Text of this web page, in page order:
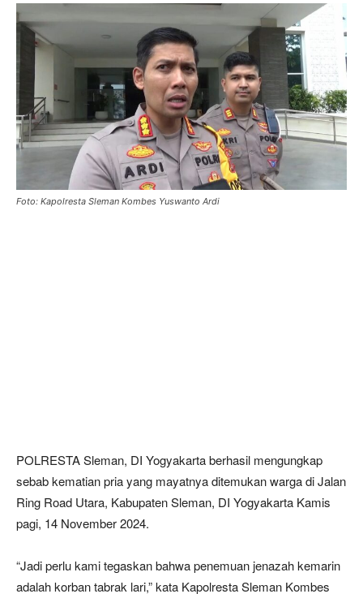
Foto: Kapolresta Sleman Kombes Yuswanto Ardi
POLRESTA Sleman, DI Yogyakarta berhasil mengungkap
sebab kematian pria yang mayatnya ditemukan warga di Jalan
Ring Road Utara, Kabupaten Sleman, DI Yogyakarta Kamis
pagi, 14 November 2024.
“Jadi perlu kami tegaskan bahwa penemuan jenazah kemarin
adalah korban tabrak lari,” kata Kapolresta Sleman Kombes